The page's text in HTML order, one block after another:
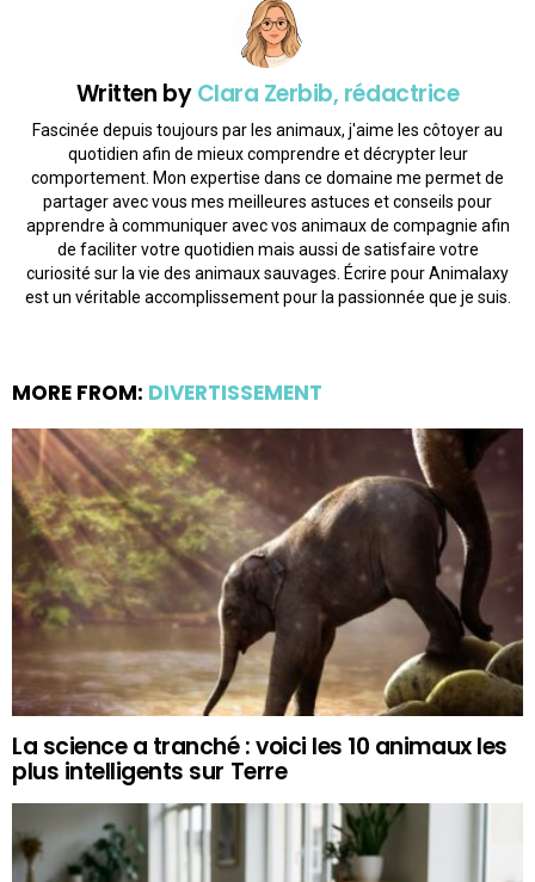
Written byClara Zerbib, rédactrice
Fascinée depuis toujours par les animaux, j'aime les côtoyer au
quotidien afin de mieux comprendre et décrypter leur
comportement. Mon expertise dans ce domaine me permet de
partager avec vous mes meilleures astuces et conseils pour
apprendre à communiquer avec vos animaux de compagnie afin
de faciliter votre quotidien mais aussi de satisfaire votre
curiosité sur la vie des animaux sauvages. Écrire pour Animalaxy
est un véritable accomplissement pour la passionnée que je suis.
MORE FROM: DIVERTISSEMENT
La science a tranché : voici les 10 animaux les
plus intelligents sur Terre